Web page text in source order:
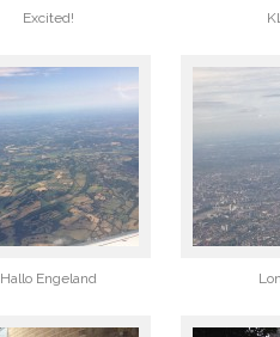
Excited!
Hallo Engeland